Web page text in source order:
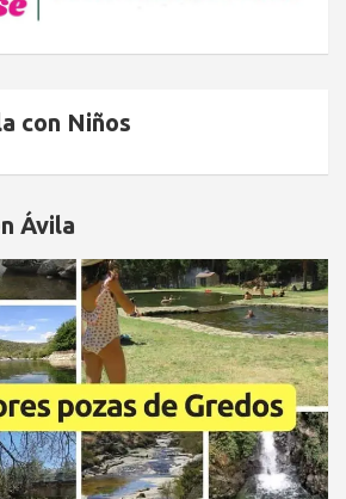
con Niños
Ávila